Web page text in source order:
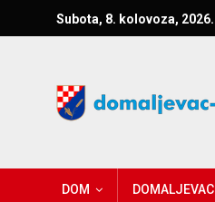
Subota, 8. kolovoza, 2026.
DOM DOMALJEVAC